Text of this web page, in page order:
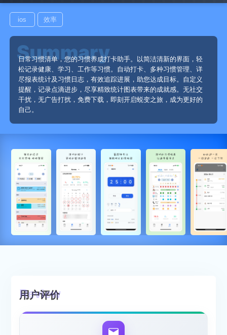
ios 效率
日常习惯清单，您的习惯养成打卡助手。以简洁清新的界面，轻
松记录健康、学习、工作等习惯。自动打卡、多种习惯管理、详
尽报表统计及习惯日志，有效追踪进展，助您达成目标。自定义
提醒，记录点滴进步，尽享精致统计图表带来的成就感。无社交
干扰，无广告打扰，免费下载，即刻开启蜕变之旅，成为更好的
自己。
用户评价